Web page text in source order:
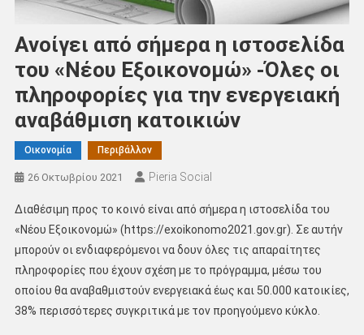
Ανοίγει από σήμερα η ιστοσελίδα
του «Νέου Εξοικονομώ» -Όλες οι
πληροφορίες για την ενεργειακή
αναβάθμιση κατοικιών
Οικονομία Περιβάλλον
26 Οκτωβρίου 2021 Pieria Social
Διαθέσιμη προς το κοινό είναι από σήμερα η ιστοσελίδα του
«Νέου Εξοικονομώ» (https://exoikonomo2021.gov.gr). Σε αυτήν
μπορούν οι ενδιαφερόμενοι να δουν όλες τις απαραίτητες
πληροφορίες που έχουν σχέση με το πρόγραμμα, μέσω του
οποίου θα αναβαθμιστούν ενεργειακά έως και 50.000 κατοικίες,
38% περισσότερες συγκριτικά με τον προηγούμενο κύκλο.